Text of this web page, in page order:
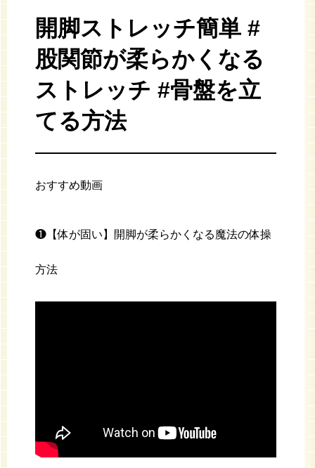
開脚ストレッチ簡単 #
股関節が柔らかくなる
ストレッチ #骨盤を立
てる方法
おすすめ動画
❶【体が固い】開脚が柔らかくなる魔法の体操
方法